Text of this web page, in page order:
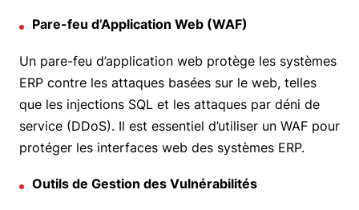
Pare-feu d’Application Web (WAF)
Un pare-feu d’application web protège les systèmes
ERP contre les attaques basées sur le web, telles
que les injections SQL et les attaques par déni de
service (DDoS). Il est essentiel d’utiliser un WAF pour
protéger les interfaces web des systèmes ERP.
Outils de Gestion des Vulnérabilités